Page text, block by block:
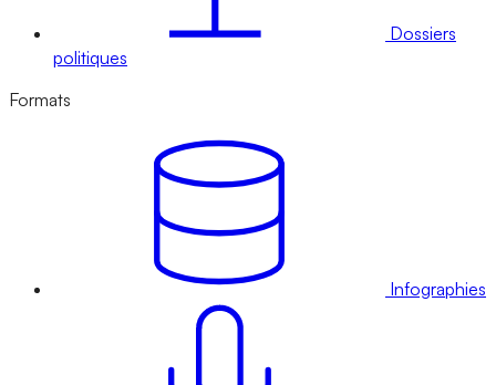
Dossiers
politiques
Formats
Infographies